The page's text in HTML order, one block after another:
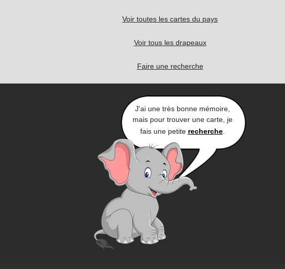
Voir toutes les cartes du pays
Voir tous les drapeaux
Faire une recherche
J'ai une très bonne mémoire,
mais pour trouver une carte, je
fais une petite recherche.